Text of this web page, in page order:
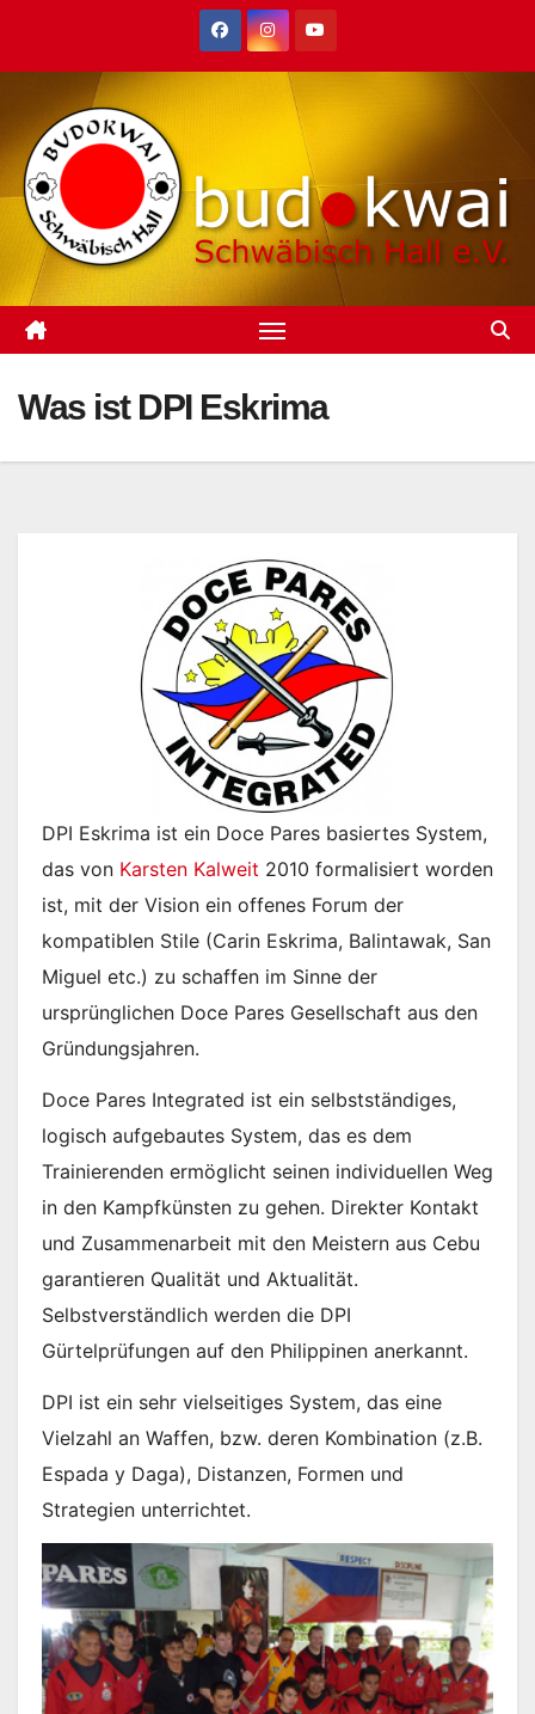
Was ist DPI Eskrima
DPI Eskrima ist ein Doce Pares basiertes System,
das von Karsten Kalweit 2010 formalisiert worden
ist, mit der Vision ein offenes Forum der
kompatiblen Stile (Carin Eskrima, Balintawak, San
Miguel etc.) zu schaffen im Sinne der
ursprünglichen Doce Pares Gesellschaft aus den
Gründungsjahren.
Doce Pares Integrated ist ein selbstständiges,
logisch aufgebautes System, das es dem
Trainierenden ermöglicht seinen individuellen Weg
in den Kampfkünsten zu gehen. Direkter Kontakt
und Zusammenarbeit mit den Meistern aus Cebu
garantieren Qualität und Aktualität.
Selbstverständlich werden die DPI
Gürtelprüfungen auf den Philippinen anerkannt.
DPI ist ein sehr vielseitiges System, das eine
Vielzahl an Waffen, bzw. deren Kombination (z.B.
Espada y Daga), Distanzen, Formen und
Strategien unterrichtet.